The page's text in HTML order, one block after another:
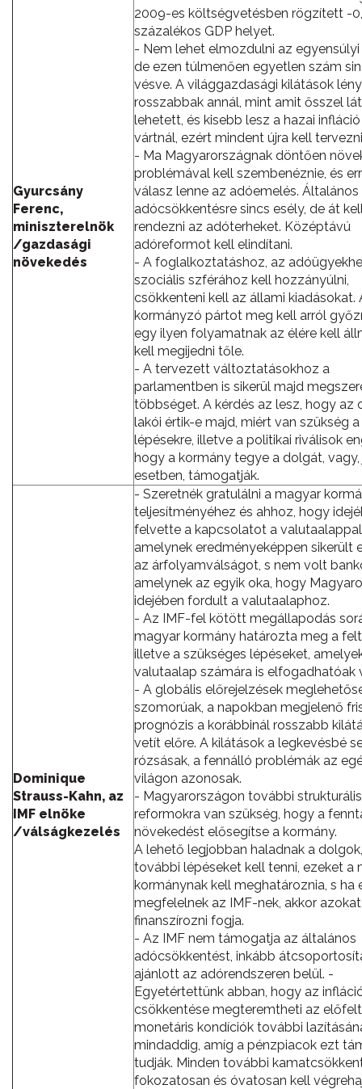
Gyurcsány
Ferenc,
miniszterelnök
/gazdasági
növekedés
2009-es költségvetésben rögzített -
százalékos GDP helyet.
- Nem lehet elmozdulni az
de ezen túlmenően egyetlen szám
vésve. A világgazdasági kilátások
rosszabbak annál, mint amit ősszel
lehetett, és kisebb lesz a hazai
vártnál, ezért mindent újra kell
- Ma Magyarországnak döntően
problémával kell szembenéznie, és
válasz lenne az adóemelés. Általános
adócsökkentésre sincs esély, de át
rendezni az adóterheket. Középtávú
adóreformot kell elindítani.
- A foglalkoztatáshoz, az
szociális szférához kell hozzányúlni,
csökkenteni kell az állami kiadásokat.
kormányzó pártot meg kell arról
egy ilyen folyamatnak az élére kell
kell megijedni tőle.
- A tervezett változtatásokhoz a
parlamentben is sikerül majd
többséget. A kérdés az lesz, hogy az
lakói értik-e majd, miért van szükség a
lépésekre, illetve a politikai riválisok
hogy a kormány tegye a dolgát,
esetben, támogatják.
Dominique
Strauss-Kahn, az
IMF elnöke
/válságkezelés
- Szeretnék gratulálni a magyar
teljesítményéhez és ahhoz, hogy
felvette a kapcsolatot a
amelynek eredményeképpen sikerült
az árfolyamválságot, s nem volt
amelynek az egyik oka, hogy
idejében fordult a valutaalaphoz.
- Az IMF-fel kötött megállapodás
magyar kormány határozta meg a
illetve a szükséges lépéseket,
valutaalap számára is elfogadhatóak
- A globális előrejelzések
szomorúak, a napokban megjelenő
prognózis a korábbinál rosszabb
vetít előre. A kilátások a legkevésbé
rózsásak, a fennálló problémák az
világon azonosak.
- Magyarországon további strukturális
reformokra van szükség, hogy a
növekedést elősegítse a kormány.
A lehető legjobban haladnak a
további lépéseket kell tenni, ezeket a
kormánynak kell meghatároznia, s ha
megfelelnek az IMF-nek, akkor azokat
finanszírozni fogja.
- Az IMF nem támogatja az általános
adócsökkentést, inkább
ajánlott az adórendszeren belül. -
Egyetértettünk abban, hogy az
csökkentése megteremtheti az
monetáris kondíciók további
mindaddig, amíg a pénzpiacok ezt
tudják. Minden további
fokozatosan és óvatosan kell